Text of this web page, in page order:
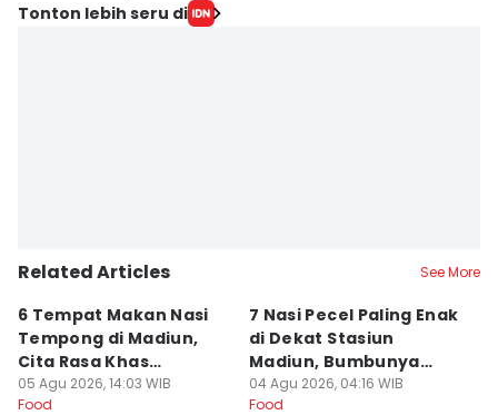
Tonton lebih seru di
Related Articles See More
6 Tempat Makan Nasi
Tempong di Madiun,
Cita Rasa Khas
Banyuwangi
05 Agu 2026, 14:03 WIB
Food
7 Nasi Pecel Paling Enak
di Dekat Stasiun
Madiun, Bumbunya
Khas
04 Agu 2026, 04:16 WIB
Food